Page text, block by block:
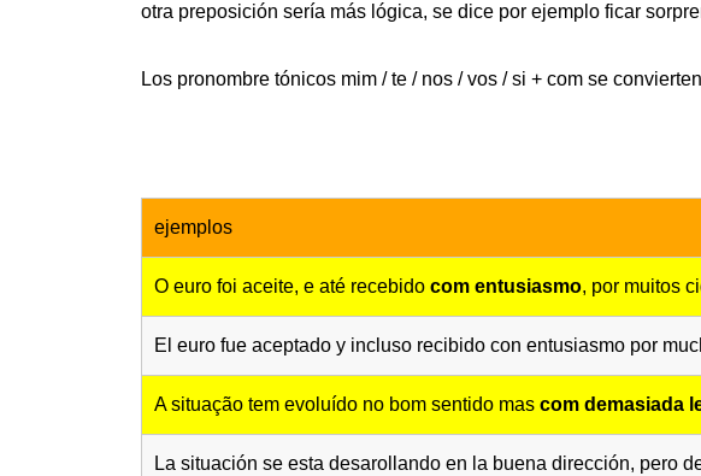
otra preposición sería más lógica, se dice por ejemplo ficar
Los pronombre tónicos mim / te / nos / vos / si + com se
ejemplos
O euro foi aceite, e até recebido com entusiasmo, por muitos
El euro fue aceptado y incluso recibido con entusiasmo por
A situação tem evoluído no bom sentido mas com demasiada
La situación se esta desarollando en la buena dirección, pero